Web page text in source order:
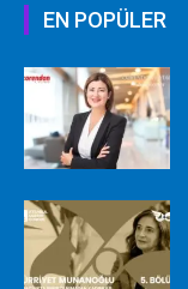
EN POPÜLER